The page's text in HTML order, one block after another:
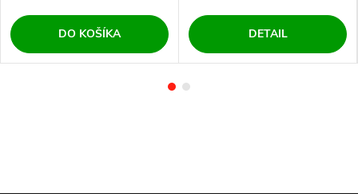
DO KOŠÍKA DETAIL